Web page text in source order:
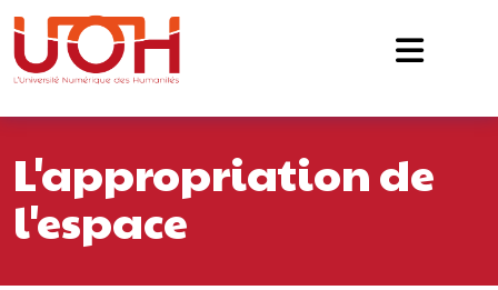
Passer au contenu
Navigation principale
L'appropriation de
l'espace